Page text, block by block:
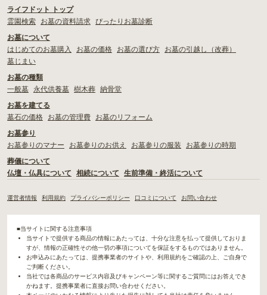
ライフドット トップ
霊園検索
お墓の資料請求 ぴったりお墓診断
お墓について
はじめてのお墓購入
お墓の価格 お墓の選び方
お墓の引越し（改葬）
墓じまい
お墓の種類
一般墓
永代供養墓 樹木葬 納骨堂
お墓を建てる
墓石の価格
お墓の管理費
お墓のリフォーム
お墓参り
お墓参りのマナー
お墓参りのお供え お墓参りの服装
お墓参りの時期
葬儀について
仏壇・仏具について
相続について 生前準備・終活について
運営者情報 利用規約 プライバシーポリシー 口コミについて お問い合わせ
■当サイトに関する注意事項
当サイトで提供する商品の情報にあたっては、十分な注意を払って提供しておりま
すが、情報の正確性その他一切の事項についてを保証をするものではありません。
お申込みにあたっては、提携事業者のサイトや、利用規約をご確認の上、ご自身で
ご判断ください。
当社では各商品のサービス内容及びキャンペーン等に関するご質問にはお答えでき
かねます。提携事業者に直接お問い合わせください。